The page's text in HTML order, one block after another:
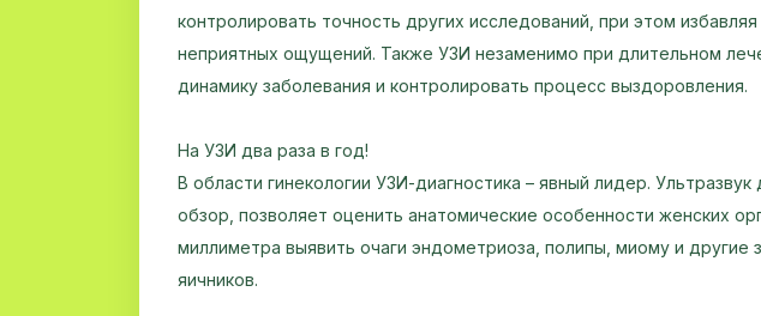
контролировать точность других исследований, при этом
неприятных ощущений. Также УЗИ незаменимо при длительном
динамику заболевания и контролировать процесс выздоровления.
На УЗИ два раза в год!
В области гинекологии УЗИ-диагностика – явный лидер.
обзор, позволяет оценить анатомические особенности женских
миллиметра выявить очаги эндометриоза, полипы, миому и другие
яичников.